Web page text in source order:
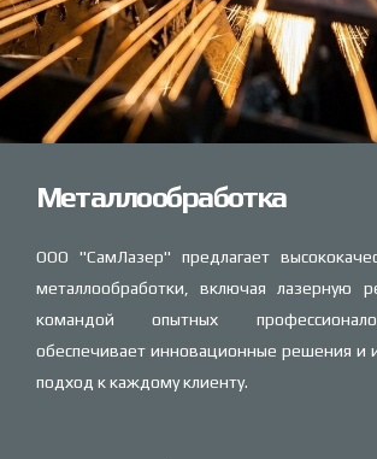
Металлообработка
ООО "СамЛазер" предлагает
металлообработки, включая лазерную
командой опытных
обеспечивает инновационные решения и
подход к каждому клиенту.